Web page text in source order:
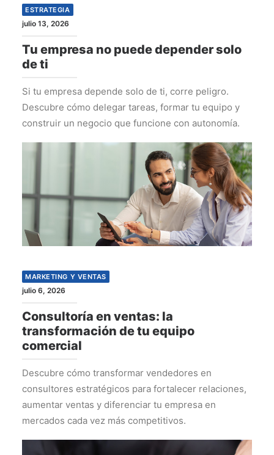
ESTRATEGIA
julio 13, 2026
Tu empresa no puede depender solo
de ti
Si tu empresa depende solo de ti, corre peligro.
Descubre cómo delegar tareas, formar tu equipo y
construir un negocio que funcione con autonomía.
MARKETING Y VENTAS
julio 6, 2026
Consultoría en ventas: la
transformación de tu equipo
comercial
Descubre cómo transformar vendedores en
consultores estratégicos para fortalecer relaciones,
aumentar ventas y diferenciar tu empresa en
mercados cada vez más competitivos.